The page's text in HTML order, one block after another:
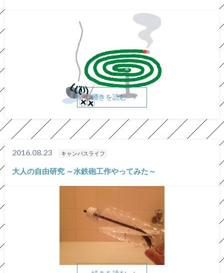
続きを読む
2016.08.23 キャンパスライフ
大人の自由研究 ～水鉄砲工作やってみた～